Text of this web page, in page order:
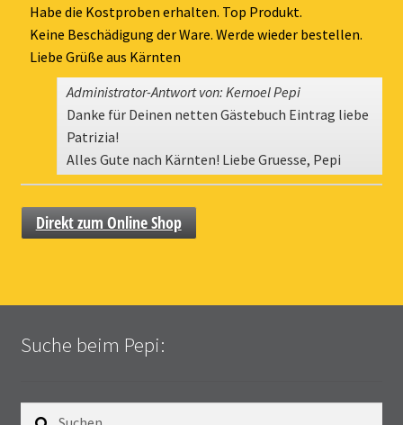
Habe die Kostproben erhalten. Top Produkt.
Keine Beschädigung der Ware. Werde wieder bestellen.
Liebe Grüße aus Kärnten
Administrator-Antwort von: Kernoel Pepi
Danke für Deinen netten Gästebuch Eintrag liebe
Patrizia!
Alles Gute nach Kärnten! Liebe Gruesse, Pepi
Direkt zum Online Shop
Suche beim Pepi: